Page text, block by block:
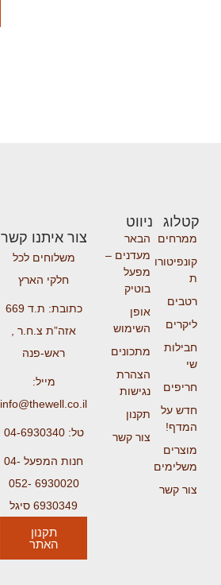
ניווט
הבאר
מעדנים –
מפעל
בוטיק
אופן
השימוש
מתכונים
הצהרת
נגישות
תקנון
צור קשר
קטלוג
ממרחים
קונפיטורו
ת
רטבים
ליקרים
חבילות
שי
חריפים
חדש על
המדף!
מוצרים
משלימים
צור קשר
צור איתנו קשר
משלוחים לכל
חלקי הארץ
כתובת: ת.ד 669
אזה”ת צ.ח.ר ,
ראש-פנה
מייל:
info@thewell.co.il
טל: 04-6930340
חנות המפעל 04-
6930020 052-
6930349 סיגל
תקנון
האתר